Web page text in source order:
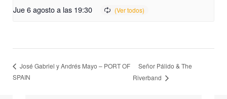
Jue 6 agosto a las 19:30
José Gabriel y Andrés Mayo – PORT OF
SPAIN
Señor Pálido & The
Riverband